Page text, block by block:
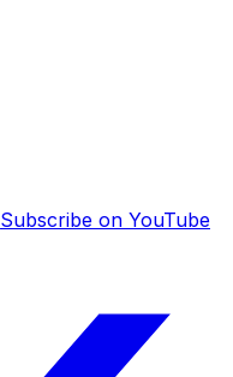
Subscribe on YouTube